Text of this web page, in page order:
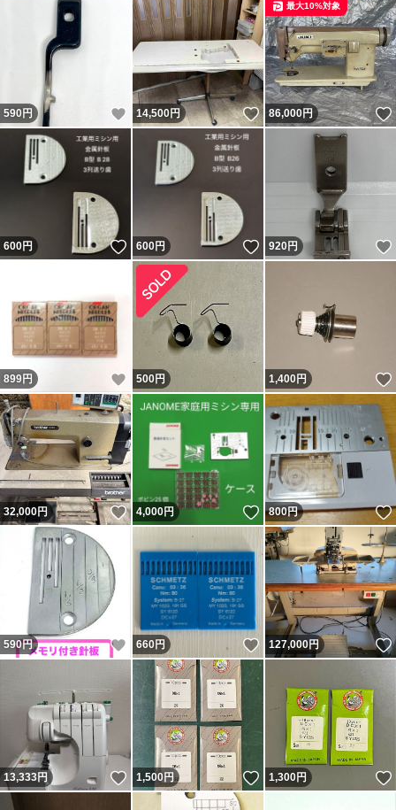
590円 いいね！
14,500円 いいね！
86,000円
最大10%対象
600円 いいね！
600円 いいね！
920円
899円 いいね！
500円 1,400円
32,000円 いいね！
4,000円 いいね！
800円
590円 いいね！
660円 いいね！
127,000円
13,333円 いいね！
1,500円 いいね！
1,300円